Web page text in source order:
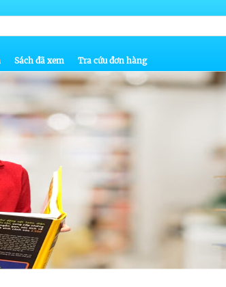
Sách đã xem Tra cứu đơn hàng